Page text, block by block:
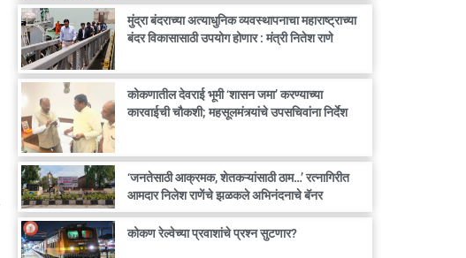
मुंद्रा बंदराच्या अत्याधुनिक व्यवस्थापनाचा महाराष्ट्राच्या
बंदर विकासासाठी उपयोग होणार : मंत्री नितेश राणे
कोकणातील देवराई भूमी ‘शासन जमा’ करण्याच्या
कारवाईची चौकशी; महसूलमंत्र्यांचे उपसचिवांना निर्देश
‘जनतेसाठी आक्रमक, शेतकऱ्यांसाठी ठाम…’ रत्नागिरीत
आमदार निलेश राणेंचे झळकले अभिनंदनाचे बॅनर
कोकण रेल्वेच्या प्रवाशांचे प्रश्न सुटणार?